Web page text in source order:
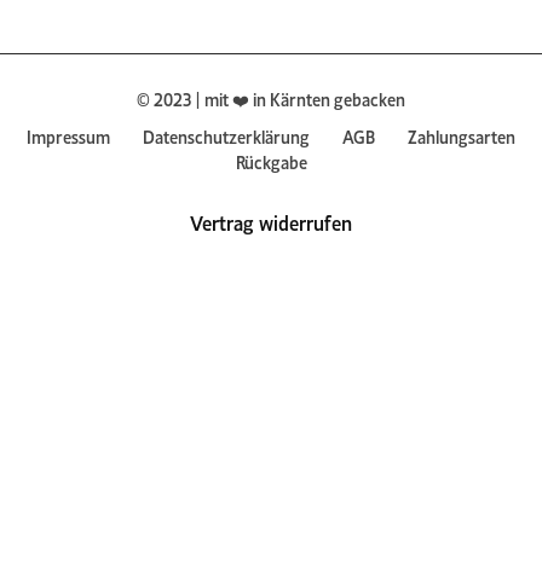
© 2023 | mit ❤️ in Kärnten gebacken
Impressum
Datenschutzerklärung AGB
Zahlungsarten
Rückgabe
Vertrag widerrufen